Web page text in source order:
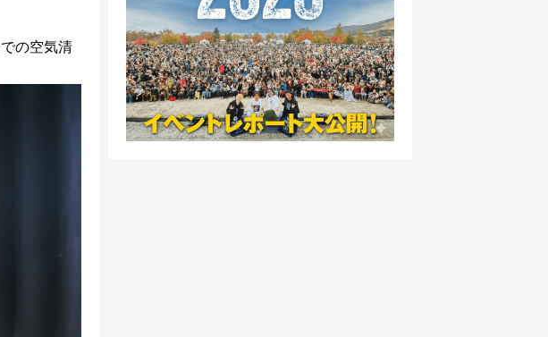
の空気清